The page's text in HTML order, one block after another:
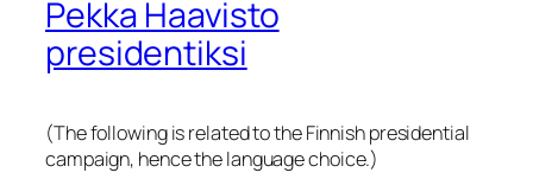
Pekka Haavisto
presidentiksi
(The following is related to the Finnish presidential
campaign, hence the language choice.)